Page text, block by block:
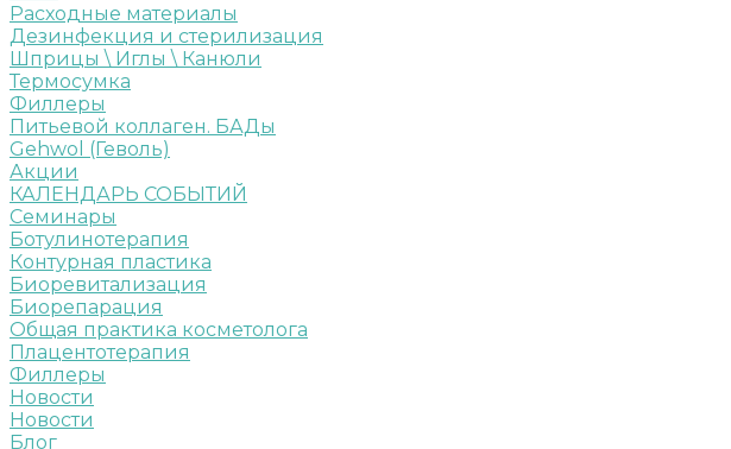
Расходные материалы
Дезинфекция и стерилизация
Шприцы \ Иглы \ Канюли
Термосумка
Филлеры
Питьевой коллаген. БАДы
Gehwol (Геволь)
Акции
КАЛЕНДАРЬ СОБЫТИЙ
Семинары
Ботулинотерапия
Контурная пластика
Биоревитализация
Биорепарация
Общая практика косметолога
Плацентотерапия
Филлеры
Новости
Новости
Блог